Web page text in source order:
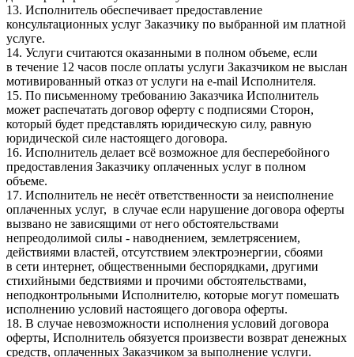
13. Исполнитель обеспечивает предоставление
консультационных услуг Заказчику по выбранной им платной
услуге.
14. Услуги считаются оказанными в полном объеме, если
в течение 12 часов после оплаты услуги Заказчиком не выслан
мотивированный отказ от услуги на e-mail Исполнителя.
15. По письменному требованию Заказчика Исполнитель
может распечатать договор оферту с подписями Сторон,
который будет представлять юридическую силу, равную
юридической силе настоящего договора.
16. Исполнитель делает всё возможное для бесперебойного
предоставления Заказчику оплаченных услуг в полном
объеме.
17. Исполнитель не несёт ответственности за неисполнение
оплаченных услуг, в случае если нарушение договора оферты
вызвано не зависящими от него обстоятельствами
непреодолимой силы - наводнением, землетрясением,
действиями властей, отсутствием электроэнергии, сбоями
в сети интернет, общественными беспорядками, другими
стихийными бедствиями и прочими обстоятельствами,
неподконтрольными Исполнителю, которые могут помешать
исполнению условий настоящего договора оферты.
18. В случае невозможности исполнения условий договора
оферты, Исполнитель обязуется произвести возврат денежных
средств, оплаченных Заказчиком за выполнение услуги.